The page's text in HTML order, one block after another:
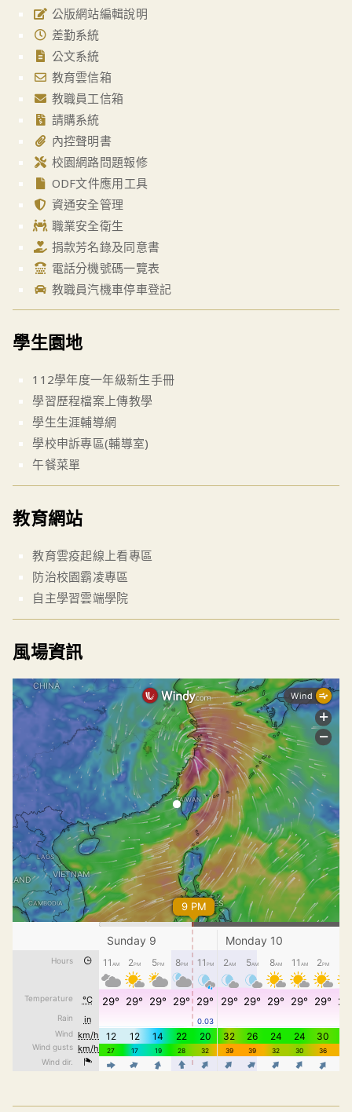
公版網站編輯說明
差勤系統
公文系統
教育雲信箱
教職員工信箱
請購系統
內控聲明書
校園網路問題報修
ODF文件應用工具
資通安全管理
職業安全衛生
捐款芳名錄及同意書
電話分機號碼一覽表
教職員汽機車停車登記
學生園地
112學年度一年級新生手冊
學習歷程檔案上傳教學
學生生涯輔導網
學校申訴專區(輔導室)
午餐菜單
教育網站
教育雲疫起線上看專區
防治校園霸凌專區
自主學習雲端學院
風場資訊